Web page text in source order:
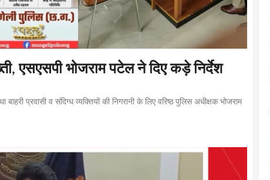
एसएसपी भोजराम पटेल ने दिए कड़े निर्देश
प्रवासी व संदिग्ध व्यक्तियों की निगरानी के लिए वरिष्ठ पुलिस अधीक्षक भोजराम